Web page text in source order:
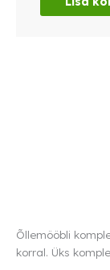
Õllemööbli
korral. Üks